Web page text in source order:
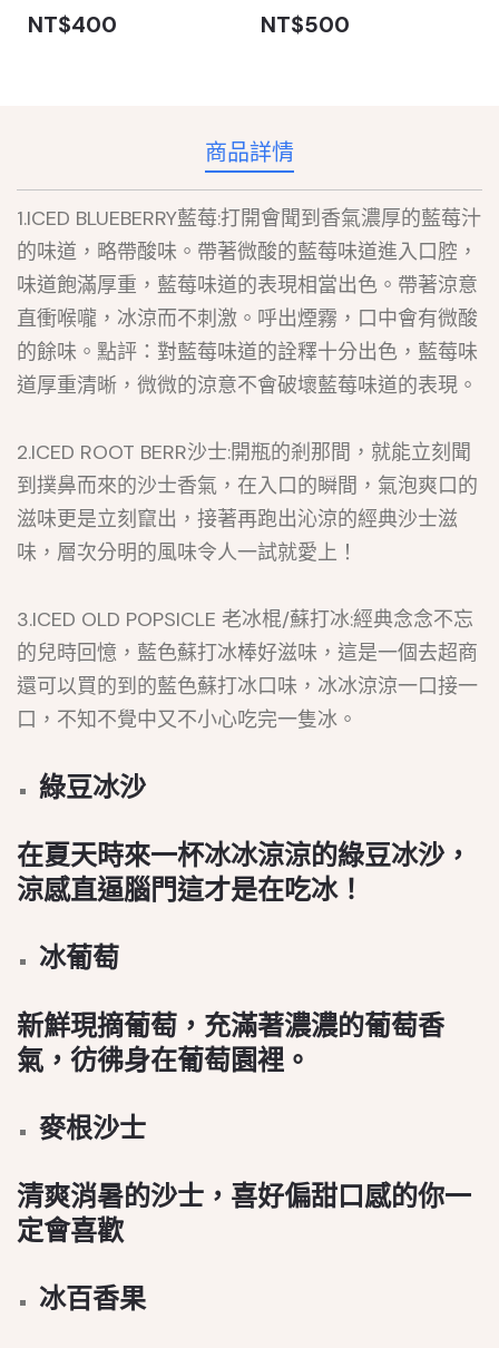
NT$400 NT$500
商品詳情
1.ICED BLUEBERRY藍莓:打開會聞到香氣濃厚的藍莓汁
的味道，略帶酸味。帶著微酸的藍莓味道進入口腔，
味道飽滿厚重，藍莓味道的表現相當出色。帶著涼意
直衝喉嚨，冰涼而不刺激。呼出煙霧，口中會有微酸
的餘味。點評：對藍莓味道的詮釋十分出色，藍莓味
道厚重清晰，微微的涼意不會破壞藍莓味道的表現。
2.ICED ROOT BERR沙士:開瓶的剎那間，就能立刻聞
到撲鼻而來的沙士香氣，在入口的瞬間，氣泡爽口的
滋味更是立刻竄出，接著再跑出沁涼的經典沙士滋
味，層次分明的風味令人一試就愛上！
3.ICED OLD POPSICLE 老冰棍/蘇打冰:經典念念不忘
的兒時回憶，藍色蘇打冰棒好滋味，這是一個去超商
還可以買的到的藍色蘇打冰口味，冰冰涼涼一口接一
口，不知不覺中又不小心吃完一隻冰。
綠豆冰沙
在夏天時來一杯冰冰涼涼的綠豆冰沙，
涼感直逼腦門這才是在吃冰！
冰葡萄
新鮮現摘葡萄，充滿著濃濃的葡萄香
氣，彷彿身在葡萄園裡。
麥根沙士
清爽消暑的沙士，喜好偏甜口感的你一
定會喜歡
冰百香果